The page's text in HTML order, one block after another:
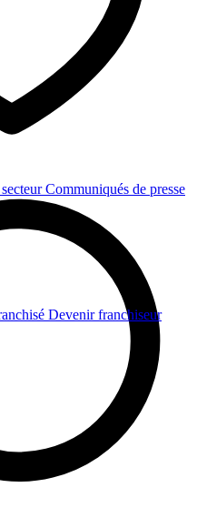
Communiqués de presse
Devenir franchiseur